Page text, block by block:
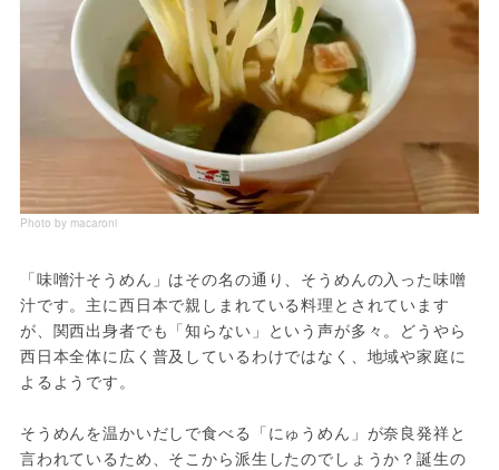
Photo by macaroni
「味噌汁そうめん」はその名の通り、そうめんの入った味噌
汁です。主に西日本で親しまれている料理とされています
が、関西出身者でも「知らない」という声が多々。どうやら
西日本全体に広く普及しているわけではなく、地域や家庭に
よるようです。
そうめんを温かいだしで食べる「にゅうめん」が奈良発祥と
言われているため、そこから派生したのでしょうか？誕生の